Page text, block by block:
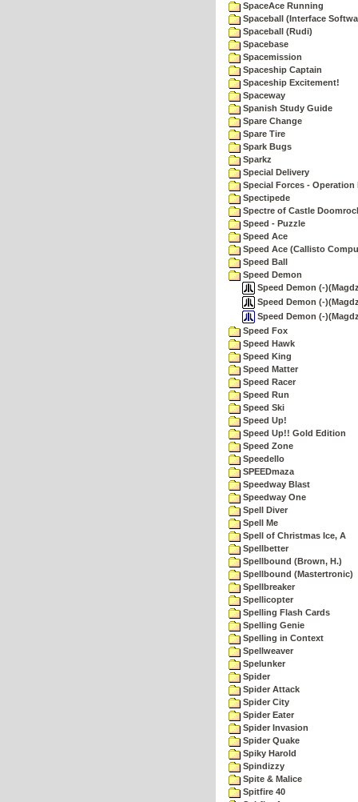
SpaceAce Running
Spaceball (Interface
Spaceball (Rudi)
Spacebase
Spacemission
Spaceship Captain
Spaceship Excitement!
Spaceway
Spanish Study Guide
Spare Change
Spare Tire
Spark Bugs
Sparkz
Special Delivery
Special Forces - Operation
Spectipede
Spectre of Castle
Speed - Puzzle
Speed Ace
Speed Ace (Callisto
Speed Ball
Speed Demon
Speed Demon (-
Speed Demon (-
Speed Demon (-
Speed Fox
Speed Hawk
Speed King
Speed Matter
Speed Racer
Speed Run
Speed Ski
Speed Up!
Speed Up!! Gold Edition
Speed Zone
Speedello
SPEEDmaza
Speedway Blast
Speedway One
Spell Diver
Spell Me
Spell of Christmas Ice, A
Spellbetter
Spellbound (Brown, H.)
Spellbound (Mastertronic)
Spellbreaker
Spellicopter
Spelling Flash Cards
Spelling Genie
Spelling in Context
Spellweaver
Spelunker
Spider
Spider Attack
Spider City
Spider Eater
Spider Invasion
Spider Quake
Spiky Harold
Spindizzy
Spite & Malice
Spitfire 40